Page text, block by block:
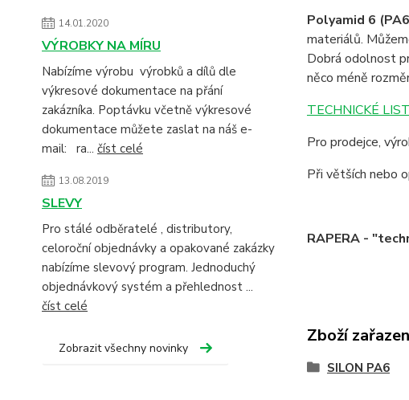
14.01.2020
VÝROBKY NA MÍRU
Nabízíme výrobu výrobků a dílů dle
výkresové dokumentace na přání
zakázníka. Poptávku včetně výkresové
dokumentace můžete zaslat na náš e-
mail: ra... číst celé
13.08.2019
SLEVY
Pro stálé odběratelé , distributory,
celoroční objednávky a opakované zakázky
nabízíme slevový program. Jednoduchý
objednávkový systém a přehlednost ...
číst celé
Zobrazit všechny novinky
Polyamid 6
materiálů.
Dobrá odolnost
něco méně
TECHNICKÉ
Pro prodejce,
Při větších nebo
RAPERA -
Zboží
SILON PA6